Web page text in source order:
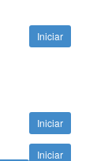
Iniciar
Iniciar
Iniciar